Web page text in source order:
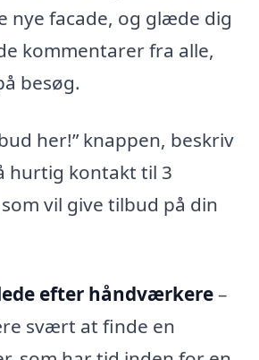
nye facade, og glæde dig
kommentarer fra alle,
besøg.
her!” knappen, beskriv
hurtig kontakt til 3
vil give tilbud på din
efter håndværkere–
svært at finde en